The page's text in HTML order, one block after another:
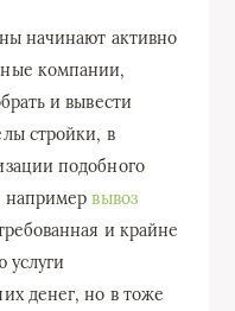
начинают активно
компании,
и вывести
стройки, в
подобного
напримервывоз
и крайне
услуги
денег, но в тоже